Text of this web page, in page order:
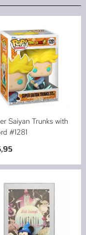
Saiyan Trunks with
#1281